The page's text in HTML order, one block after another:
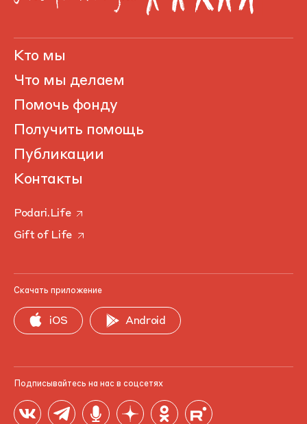
Кто мы
Что мы делаем
Помочь фонду
Получить помощь
Публикации
Контакты
Podari.Life
Gift of Life
Скачать приложение
iOS Android
Подписывайтесь на нас в соцсетях